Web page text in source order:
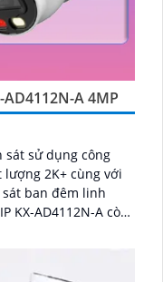
AD4112N-A 4MP
sát sử dụng công
lượng 2K+ cùng với
ban đêm linh